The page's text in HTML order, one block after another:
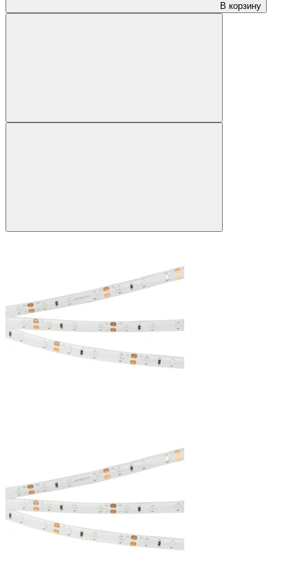
В корзину